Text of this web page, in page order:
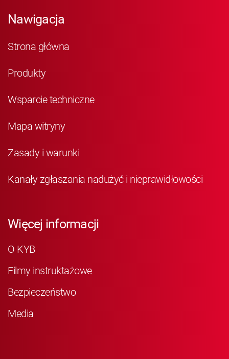
Nawigacja
Strona główna
Produkty
Wsparcie techniczne
Mapa witryny
Zasady i warunki
Kanały zgłaszania nadużyć i nieprawidłowości
Więcej informacji
O KYB
Filmy instruktażowe
Bezpieczeństwo
Media